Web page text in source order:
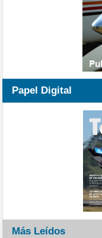
Papel Digital
Más Leídos